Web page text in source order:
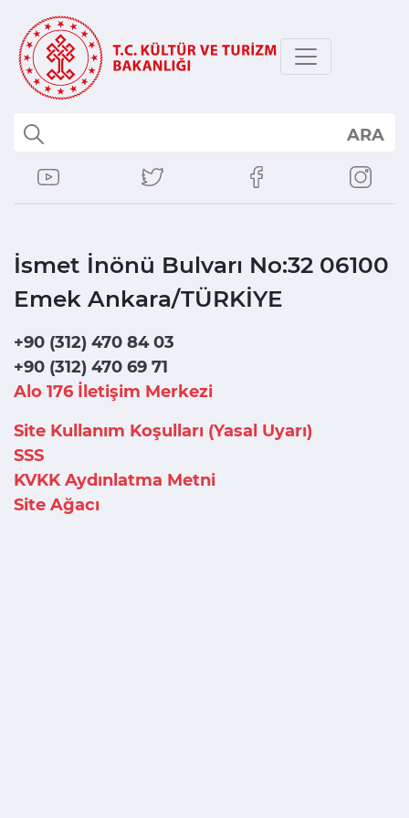
ARA
İsmet İnönü Bulvarı No:32 06100
Emek Ankara/TÜRKİYE
+90 (312) 470 84 03
+90 (312) 470 69 71
Alo 176 İletişim Merkezi
Site Kullanım Koşulları (Yasal Uyarı)
SSS
KVKK Aydınlatma Metni
Site Ağacı